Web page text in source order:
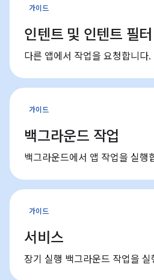
가이드
인텐트 및 인텐트 필터
다른 앱에서 작업을 요청합니다.
가이드
백그라운드 작업
백그라운드에서 앱 작업을 실행
가이드
서비스
장기 실행 백그라운드 작업을 실